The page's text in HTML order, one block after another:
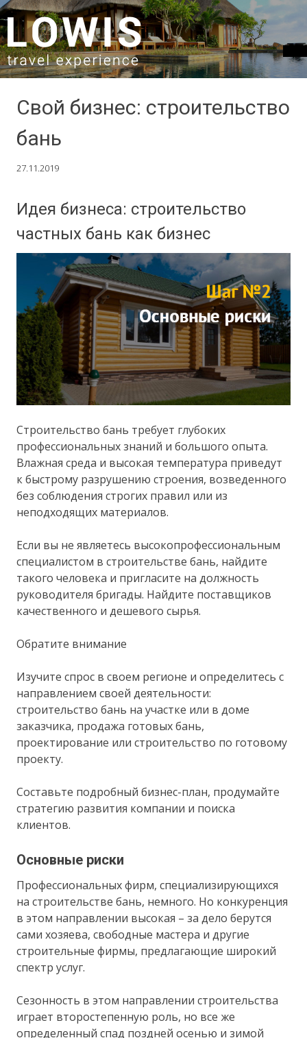
SKIP TO CONTENT
Свой бизнес: строительство
бань
27.11.2019
Идея бизнеса: строительство
частных бань как бизнес
Строительство бань требует глубоких
профессиональных знаний и большого опыта.
Влажная среда и высокая температура приведут
к быстрому разрушению строения, возведенного
без соблюдения строгих правил или из
неподходящих материалов.
Если вы не являетесь высокопрофессиональным
специалистом в строительстве бань, найдите
такого человека и пригласите на должность
руководителя бригады. Найдите поставщиков
качественного и дешевого сырья.
Обратите внимание
Изучите спрос в своем регионе и определитесь с
направлением своей деятельности:
строительство бань на участке или в доме
заказчика, продажа готовых бань,
проектирование или строительство по готовому
проекту.
Составьте подробный бизнес-план, продумайте
стратегию развития компании и поиска
клиентов.
Основные риски
Профессиональных фирм, специализирующихся
на строительстве бань, немного. Но конкуренция
в этом направлении высокая – за дело берутся
сами хозяева, свободные мастера и другие
строительные фирмы, предлагающие широкий
спектр услуг.
Сезонность в этом направлении строительства
играет второстепенную роль, но все же
определенный спад поздней осенью и зимой